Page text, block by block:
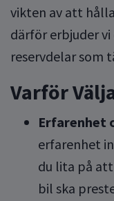
vikten av att
därför erbjuder
reservdelar som
Varför
Erfarenhet
erfarenhet
du lita på
bil ska